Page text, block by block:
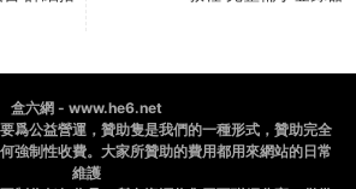
盒六網 - www.he6.net
爲公益營運，贊助隻是我們的一種形式，贊助完全
強制性收費。大家所贊助的費用都用來網站的日常
維護